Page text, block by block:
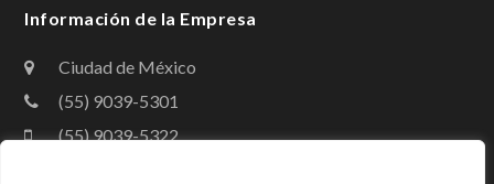
Información de la Empresa
Ciudad de México
(55) 9039-5301
(55) 9039-5322